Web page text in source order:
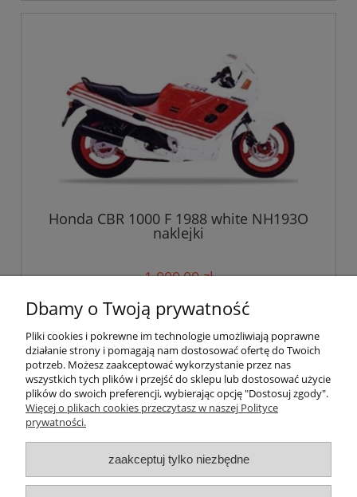
Honda CBR 1000 F 1988 white NH193O
naklejki
1 000,00 zł
do koszyka
Pomoc
Płatności i dostawa
Dbamy o Twoją prywatność
Pliki cookies i pokrewne im technologie umożliwiają poprawne
działanie strony i pomagają nam dostosować ofertę do Twoich
potrzeb. Możesz zaakceptować wykorzystanie przez nas
wszystkich tych plików i przejść do sklepu lub dostosować użycie
plików do swoich preferencji, wybierając opcję "Dostosuj zgody".
Więcej o plikach cookies przeczytasz w naszej Polityce
prywatności.
zaakceptuj tylko niezbędne